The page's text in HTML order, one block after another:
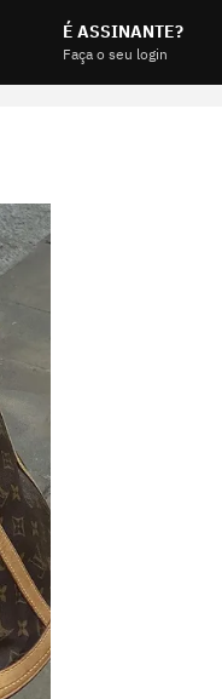
É ASSINANTE?
Faça o seu login